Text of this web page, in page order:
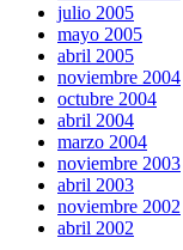
julio 2005
mayo 2005
abril 2005
noviembre 2004
octubre 2004
abril 2004
marzo 2004
noviembre 2003
abril 2003
noviembre 2002
abril 2002